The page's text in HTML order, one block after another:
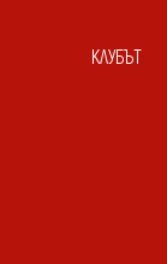
КЛУБЪТ